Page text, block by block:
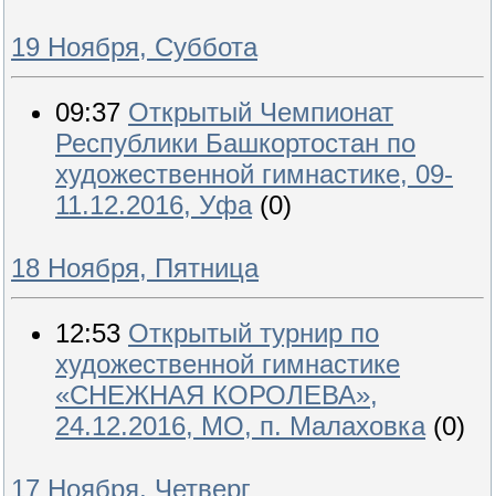
19 Ноября, Суббота
09:37 Открытый Чемпионат
Республики Башкортостан по
художественной гимнастике, 09-
11.12.2016, Уфа (0)
18 Ноября, Пятница
12:53 Открытый турнир по
художественной гимнастике
«СНЕЖНАЯ КОРОЛЕВА»,
24.12.2016, МО, п. Малаховка (0)
17 Ноября, Четверг